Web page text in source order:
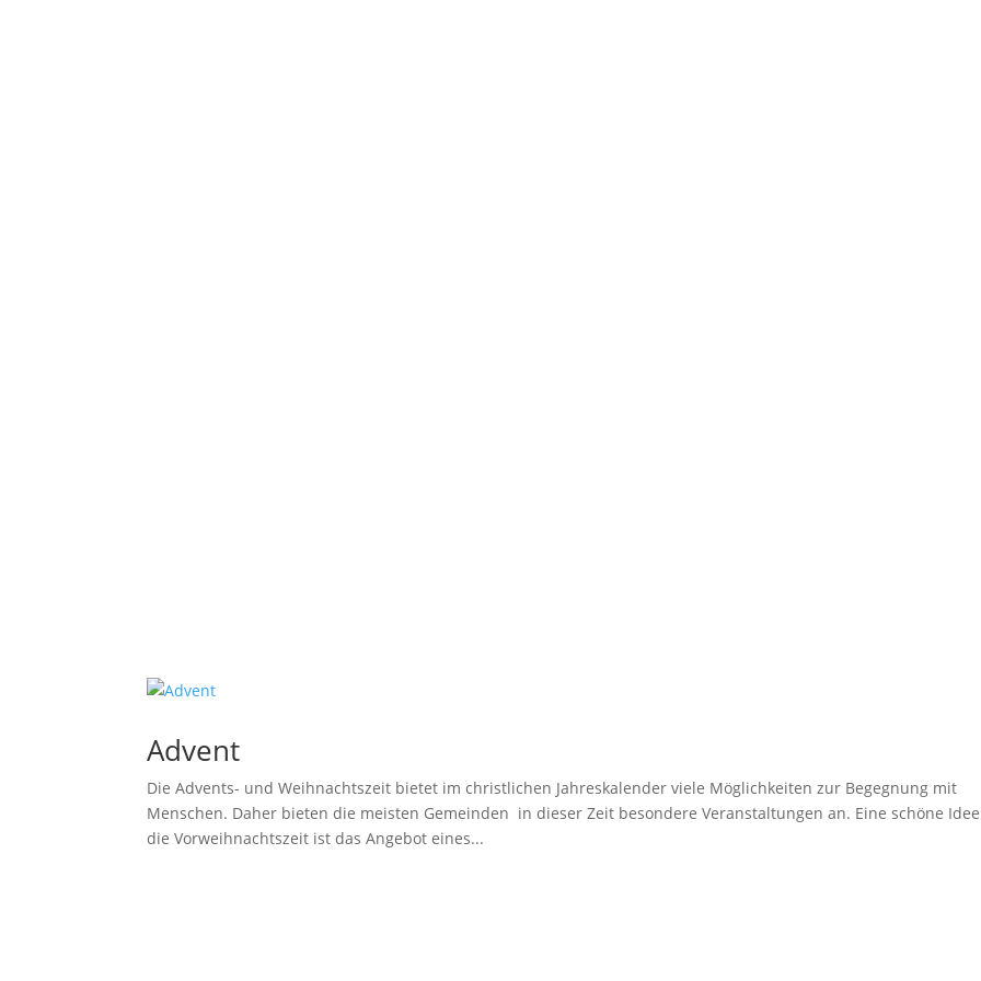
Advent
Die Advents- und Weihnachtszeit bietet im christlichen Jahreskalender viele Möglichkeiten zur Begegnung mit
Menschen. Daher bieten die meisten Gemeinden in dieser Zeit besondere Veranstaltungen an. Eine schöne
die Vorweihnachtszeit ist das Angebot eines...